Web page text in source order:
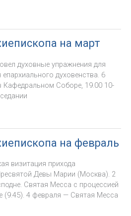
на март
духовные упражнения для
духовенства. 6
Соборе, 19.00 10-
на февраль
визитация прихода
Девы Марии (Москва). 2
Святая Месса с процессией
(9.45). 4 февраля — Святая Месса